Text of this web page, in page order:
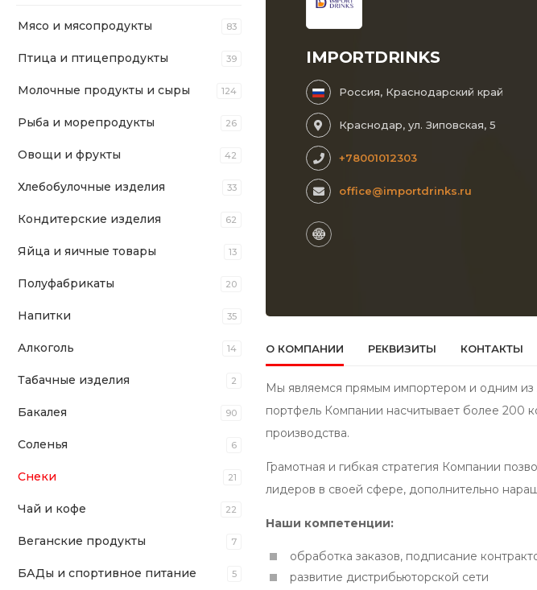
Мясо и мясопродукты 83
Птица и птицепродукты 39
Молочные продукты и сыры 124
Рыба и морепродукты 26
Овощи и фрукты 42
Хлебобулочные изделия 33
Кондитерские изделия 62
Яйца и яичные товары 13
Полуфабрикаты 20
Напитки 35
Алкоголь 14
Табачные изделия 2
Бакалея 90
Соленья 6
Снеки 21
Чай и кофе 22
Веганские продукты 7
БАДы и спортивное питание 5
IMPORTDRINKS
Россия, Краснодарский край
Краснодар, ул. Зиповская, 5
+78001012303
office@importdrinks.ru
О КОМПАНИИ РЕКВИЗИТЫ КОНТАКТЫ
Мы являемся прямым импортером и одним из
портфель Компании насчитывает более 200
производства.
Грамотная и гибкая стратегия Компании
лидеров в своей сфере, дополнительно
Наши компетенции:
обработка заказов, подписание
развитие дистрибьюторской сети